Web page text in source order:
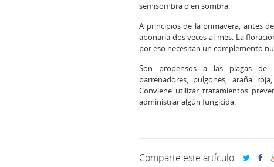
semisombra o en sombra.
A principios de la primavera, antes
abonarla dos veces al mes. La
por eso necesitan un complemento
Son propensos a las plagas de
barrenadores, pulgones, araña
Conviene utilizar tratamientos
administrar algún fungicida.
Comparte este artículo